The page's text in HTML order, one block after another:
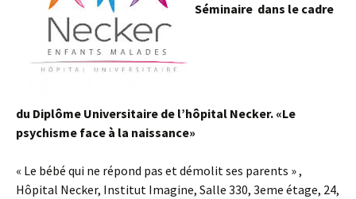
Séminaire dans le cadre
du Diplôme Universitaire de l’hôpital Necker. «Le
psychisme face à la naissance»
« Le bébé qui ne répond pas et démolit ses parents » ,
Hôpital Necker, Institut Imagine, Salle 330, 3eme étage, 24,